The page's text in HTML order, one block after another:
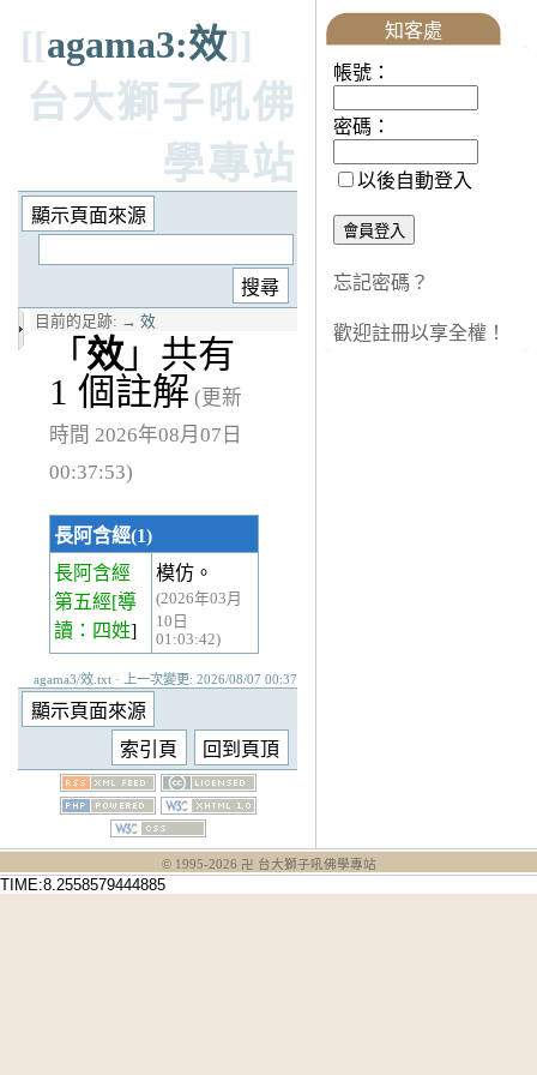
[[agama3:效]]
台大獅子吼佛
學專站
目前的足跡: → 效
「 效 」共有
1 個註解 (更新
時間 2026年08月07日
00:37:53)
長阿含經(1)
長阿含經
第五經[導
讀：四姓]
模仿。
(2026年03月
10日
01:03:42)
agama3/效.txt · 上一次變更: 2026/08/07 00:37
知客處
帳號：
密碼：
以後自動登入
忘記密碼？
歡迎註冊以享全權！
© 1995-2026 卍 台大獅子吼佛學專站
TIME:8.2558579444885